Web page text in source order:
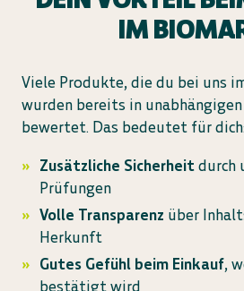
IM
Viele Produkte, die du bei uns
wurden bereits in
bewertet. Das bedeutet für dich:
Zusätzliche Sicherheitdurch
Prüfungen
Volle Transparenz über
Herkunft
Gutes Gefühl beim Einkauf,
bestätigt wird